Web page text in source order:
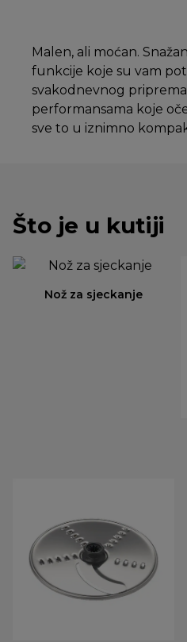
Malen, ali moćan.
funkcije koje su vam
svakodnevnog
performansama koje
sve to u iznimno
Što je u kutiji
Nož za sjeckanje